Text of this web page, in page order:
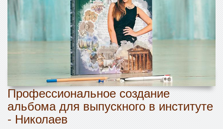
Профессиональное создание
альбома для выпускного в институте
- Николаев